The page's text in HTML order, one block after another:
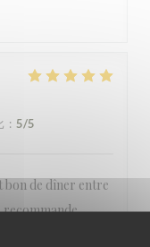
: 5/5
bon de dîner entre
recommande